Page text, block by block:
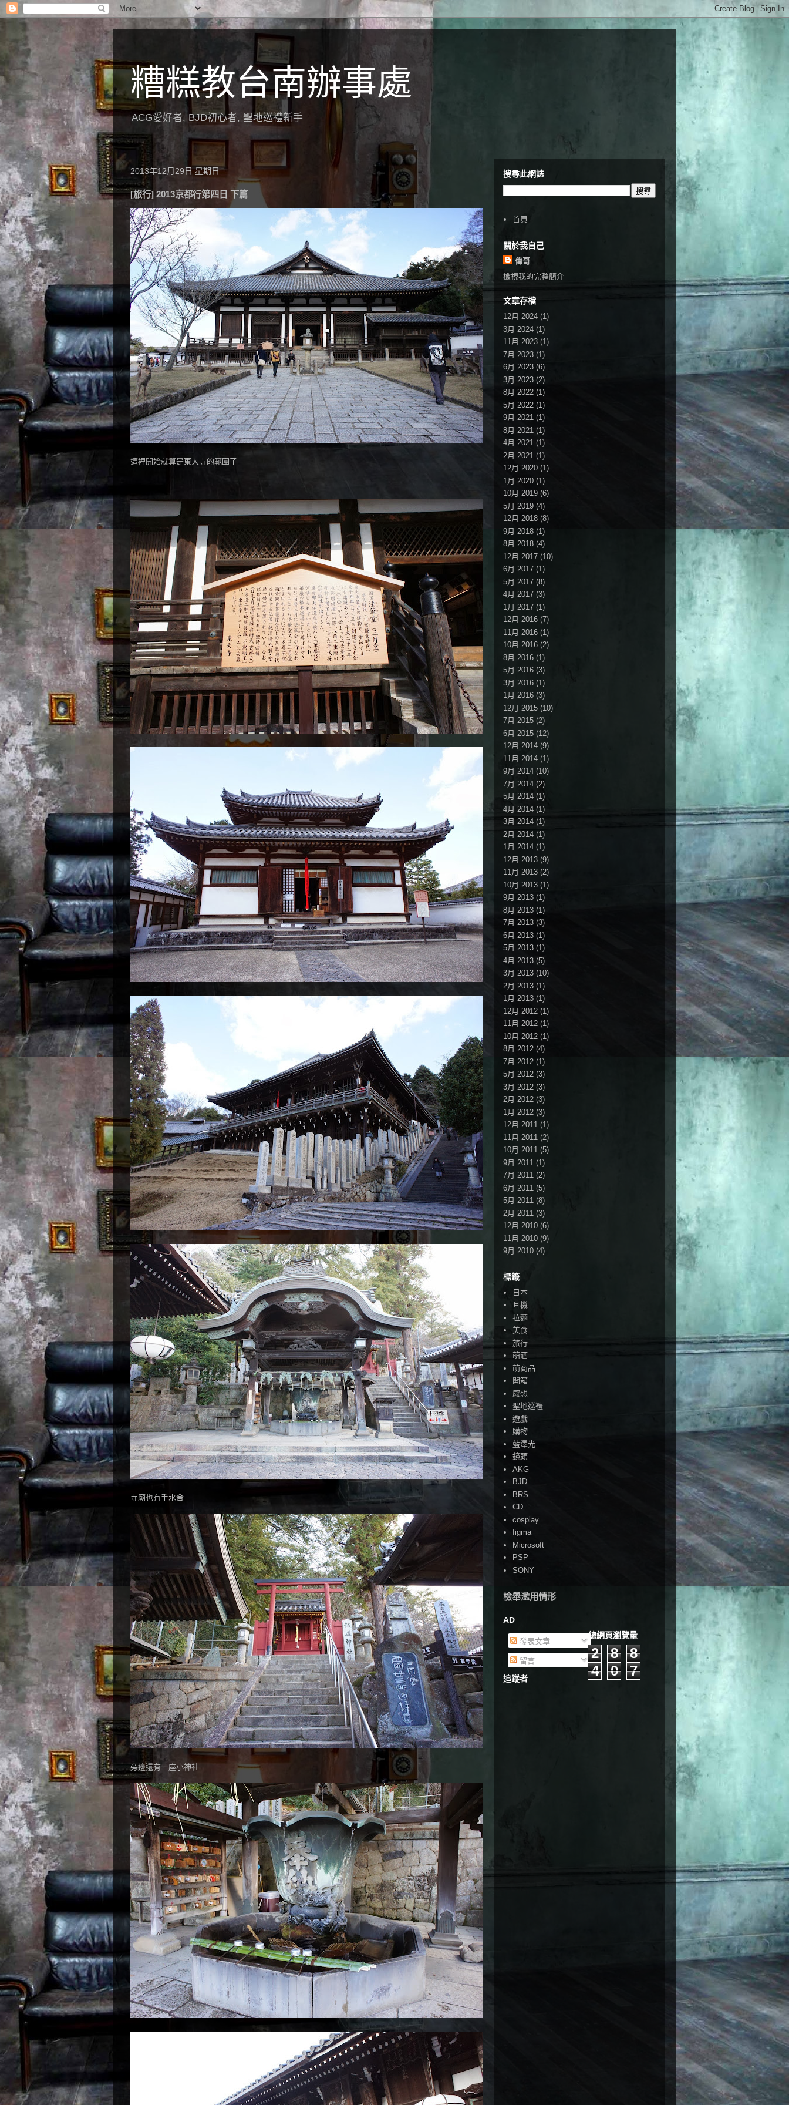
糟糕教台南辦事處
ACG愛好者, BJD初心者, 聖地巡禮新手
2013年12月29日 星期日
[旅行] 2013京都行第四日 下篇
這裡開始就算是東大寺的範圍了
寺廟也有手水舍
旁邊還有一座小神社
搜尋此網誌
首頁
關於我自己
偉哥
檢視我的完整簡介
文章存檔
12月 2024 (1)
3月 2024 (1)
11月 2023 (1)
7月 2023 (1)
6月 2023 (6)
3月 2023 (2)
8月 2022 (1)
5月 2022 (1)
9月 2021 (1)
8月 2021 (1)
4月 2021 (1)
2月 2021 (1)
12月 2020 (1)
1月 2020 (1)
10月 2019 (6)
5月 2019 (4)
12月 2018 (8)
9月 2018 (1)
8月 2018 (4)
12月 2017 (10)
6月 2017 (1)
5月 2017 (8)
4月 2017 (3)
1月 2017 (1)
12月 2016 (7)
11月 2016 (1)
10月 2016 (2)
8月 2016 (1)
5月 2016 (3)
3月 2016 (1)
1月 2016 (3)
12月 2015 (10)
7月 2015 (2)
6月 2015 (12)
12月 2014 (9)
11月 2014 (1)
9月 2014 (10)
7月 2014 (2)
5月 2014 (1)
4月 2014 (1)
3月 2014 (1)
2月 2014 (1)
1月 2014 (1)
12月 2013 (9)
11月 2013 (2)
10月 2013 (1)
9月 2013 (1)
8月 2013 (1)
7月 2013 (3)
6月 2013 (1)
5月 2013 (1)
4月 2013 (5)
3月 2013 (10)
2月 2013 (1)
1月 2013 (1)
12月 2012 (1)
11月 2012 (1)
10月 2012 (1)
8月 2012 (4)
7月 2012 (1)
5月 2012 (3)
3月 2012 (3)
2月 2012 (3)
1月 2012 (3)
12月 2011 (1)
11月 2011 (2)
10月 2011 (5)
9月 2011 (1)
7月 2011 (2)
6月 2011 (5)
5月 2011 (8)
2月 2011 (3)
12月 2010 (6)
11月 2010 (9)
9月 2010 (4)
標籤
日本
耳機
拉麵
美食
旅行
萌酒
萌商品
開箱
感想
聖地巡禮
遊戲
購物
藍澤光
鏡頭
AKG
BJD
BRS
CD
cosplay
figma
Microsoft
PSP
SONY
檢舉濫用情形
AD
發表文章
留言
總網頁瀏覽量
2 8
8
4
0 7
追蹤者